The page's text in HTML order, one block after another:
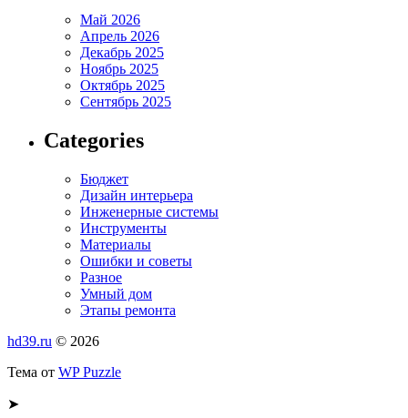
Май 2026
Апрель 2026
Декабрь 2025
Ноябрь 2025
Октябрь 2025
Сентябрь 2025
Categories
Бюджет
Дизайн интерьера
Инженерные системы
Инструменты
Материалы
Ошибки и советы
Разное
Умный дом
Этапы ремонта
hd39.ru © 2026
Тема от WP Puzzle
➤